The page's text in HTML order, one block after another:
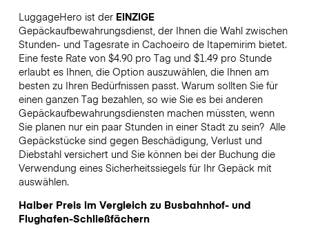
LuggageHero ist der EINZIGE
Gepäckaufbewahrungsdienst, der Ihnen die Wahl zwischen
Stunden- und Tagesrate in Cachoeiro de Itapemirim bietet.
Eine feste Rate von $4.90 pro Tag und $1.49 pro Stunde
erlaubt es Ihnen, die Option auszuwählen, die Ihnen am
besten zu Ihren Bedürfnissen passt. Warum sollten Sie für
einen ganzen Tag bezahlen, so wie Sie es bei anderen
Gepäckaufbewahrungsdiensten machen müssten, wenn
Sie planen nur ein paar Stunden in einer Stadt zu sein? Alle
Gepäckstücke sind gegen Beschädigung, Verlust und
Diebstahl versichert und Sie können bei der Buchung die
Verwendung eines Sicherheitssiegels für Ihr Gepäck mit
auswählen.
Halber Preis im Vergleich zu Busbahnhof- und
Flughafen-Schließfächern